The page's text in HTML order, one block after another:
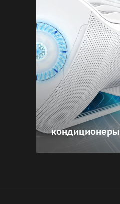
кондиционеры